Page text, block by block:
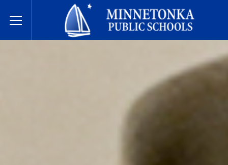
Toggle Menu
Escuelas Públicas de Minnetonka